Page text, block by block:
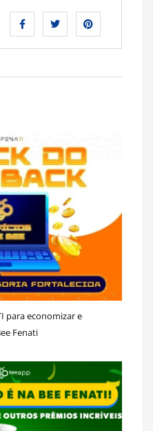
para economizar e
Fenati